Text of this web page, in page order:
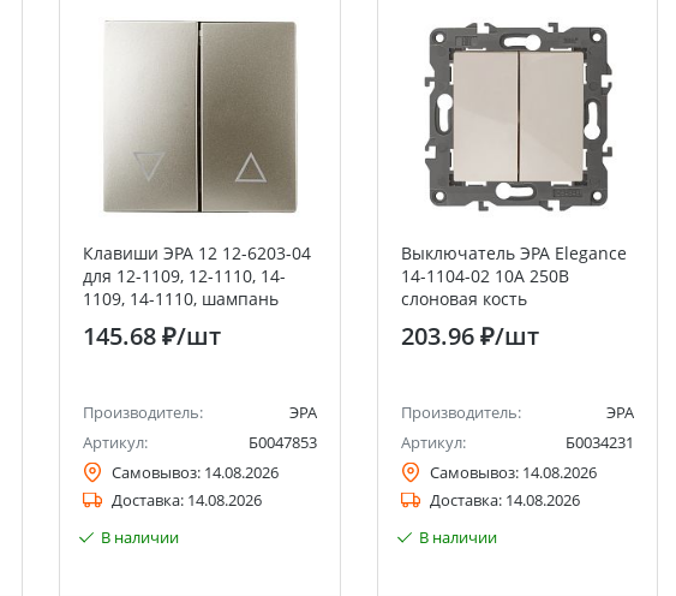
Клавиши ЭРА 12 12-6203-04
для 12-1109, 12-1110, 14-
1109, 14-1110, шампань
(20/200/9800)
145.68 ₽/шт
Производитель:
ЭРА
Артикул:
Б0047853
Самовывоз: 14.08.2026
Доставка: 14.08.2026
В наличии
Выключатель ЭРА Elegance
14-1104-02 10А 250В
слоновая кость
двухклавишный
203.96 ₽/шт
Производитель:
ЭРА
Артикул:
Б0034231
Самовывоз: 14.08.2026
Доставка: 14.08.2026
В наличии